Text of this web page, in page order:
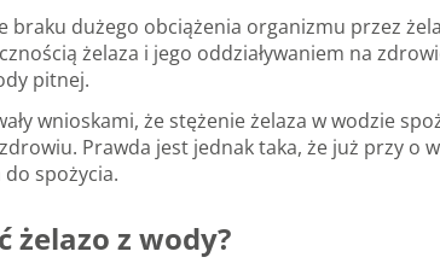
braku dużego obciążenia organizmu przez
żelaza i jego oddziaływaniem na
pitnej.
wnioskami, że stężenie żelaza w wodzie
Prawda jest jednak taka, że już przy
spożycia.
żelazo z wody?